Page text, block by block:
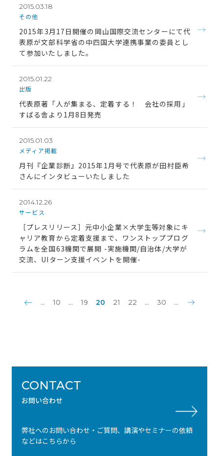
2015.03.18
その他
2015年3月17日開催の岡山国際交流センターにて代
表原が文部科学省の中四国大学連携事業の委員とし
て参加いたしました。
2015.01.22
出版
代表原著「人が集まる、定着する！ 会社の採用」
すばる舎より1月8日発売
2015.01.03
メディア掲載
月刊『企業診断』2015年1月号で代表原が田村臣希
さんにインタビューいたしました
2014.12.26
サービス
［プレスリリース］元中小企業×大学生等対象にキ
ャリア教育から定着支援まで、ワンストッププログ
ラムを全国63機関で展開 -実施機関/自治体/大学が
交流、UIターン支援イベントを開催-
« ... 10 ... 19 20 21 22 ... 30 ... »
CONTACT
お問い合わせ
弊社へのお問い合わせ・ご質問、講演やセミナーの依頼
などはこちらから